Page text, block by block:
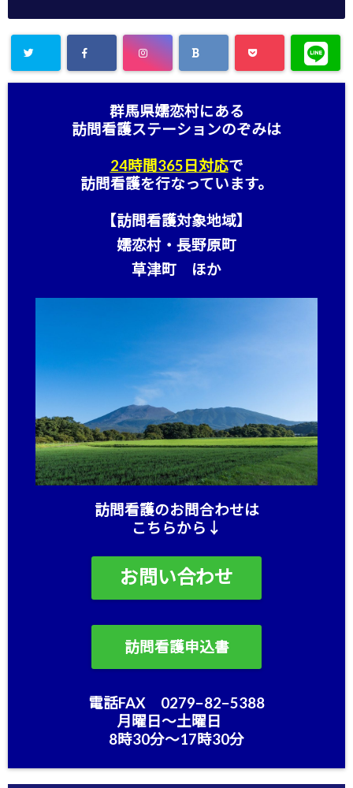
群馬県嬬恋村にある
訪問看護ステーションのぞみは
24時間365日対応で
訪問看護を行なっています。
【訪問看護対象地域】
嬬恋村・長野原町
草津町 ほか
訪問看護のお問合わせは
こちらから↓
お問い合わせ
訪問看護申込書
電話FAX 0279−82−5388
月曜日〜土曜日
8時30分〜17時30分